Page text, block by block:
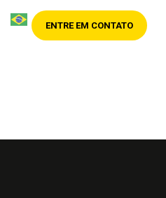
ENTRE EM CONTATO